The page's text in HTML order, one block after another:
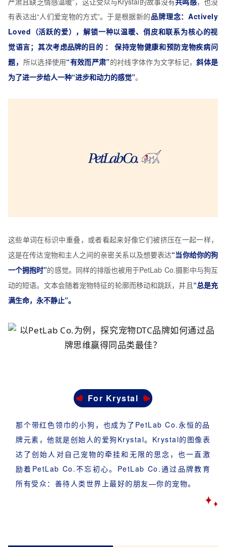
有表达出“人们爱宠物的方式”。于是根据新的品牌理念：Actively
Loved（活跃的爱），解锁一种以温暖、俏皮和联系为核心的视
觉语言； 其次考虑品牌的目的 ：
保持宠物健康和预防宠物疾病问
题， 所以选择使用“有效而严肃”的衬线字体作为文字标记，斜体是
为了进一步给人一种“进步和动力的感觉”。
这些单词在标识中重叠，或者看起来好像它们被挤压在一起一样，
这是在传达宠物和主人之间的亲密关系以及想要表达“当你给你的狗
一个拥抱时”的感觉。同样的排版也被用于PetLab Co.摄影中与狗互
动的短语。文本会随着宠物特征的轮廓而移动和跳跃，并且“总是充
满生命，永不静止”。
For Krystal
那个带红色领巾的小狗，也成为了PetLab Co.永恒的品
牌元素，他就是创始人的爱狗Krystal。Krystal的图像表
达了创始人对自己宠物的牵挂和无限的思念，也一直激
励着PetLab Co.不忘初心。PetLab Co.通过品牌教育
所有受众：善待人类世界上最好的朋友—你的宠物。